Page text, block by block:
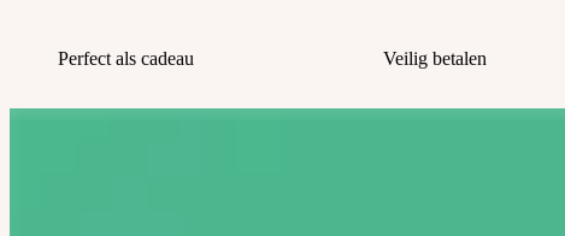
Perfect als cadeau Veilig betalen